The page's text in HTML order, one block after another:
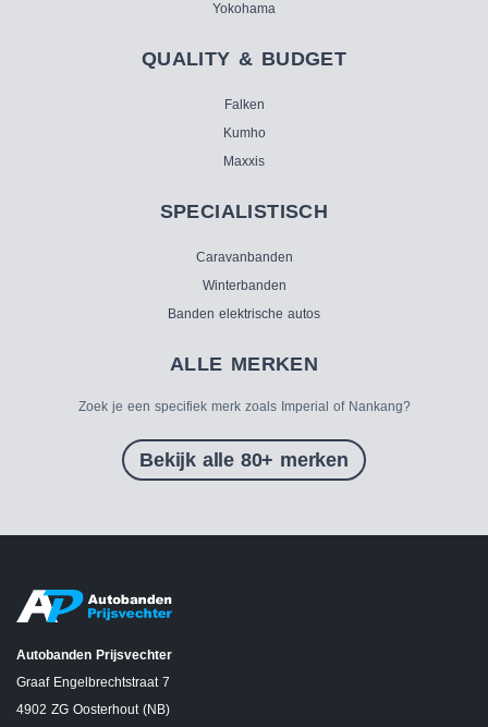
Yokohama
QUALITY & BUDGET
Falken
Kumho
Maxxis
SPECIALISTISCH
Caravanbanden
Winterbanden
Banden elektrische autos
ALLE MERKEN
Zoek je een specifiek merk zoals Imperial of Nankang?
Bekijk alle 80+ merken
Autobanden Prijsvechter
Graaf Engelbrechtstraat 7
4902 ZG Oosterhout (NB)